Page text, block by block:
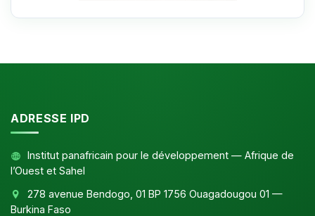
ADRESSE IPD
Institut panafricain pour le développement — Afrique de
l’Ouest et Sahel
278 avenue Bendogo, 01 BP 1756 Ouagadougou 01 —
Burkina Faso